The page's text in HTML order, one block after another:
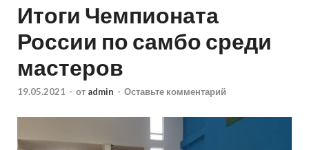
Итоги Чемпионата
России по самбо среди
мастеров
19.05.2021 - от admin - Оставьте комментарий